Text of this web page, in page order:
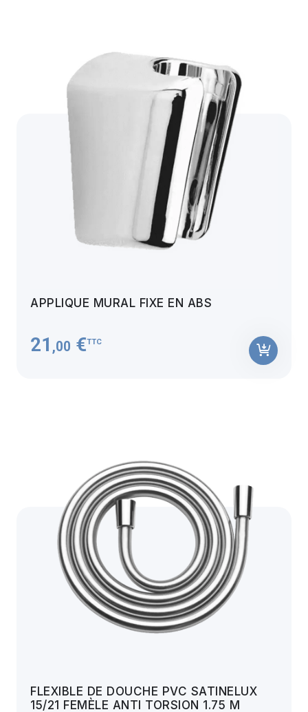
APPLIQUE MURAL FIXE EN ABS
21 ,00 €TTC
FLEXIBLE DE DOUCHE PVC SATINELUX
15/21 FEMÈLE ANTI TORSION 1.75 M